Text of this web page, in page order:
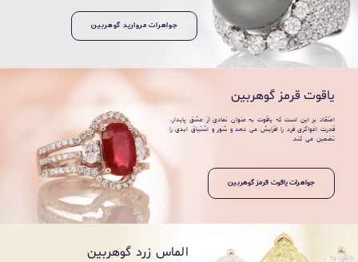
جواهرات مروارید گوهربین
یاقوت قرمز گوهربین
اعتقاد بر این است که یاقوت به عنوان نمادی از عشق پایدار،
قدرت اغواگری فرد را افزایش می دهد و شور و اشتیاق ابدی را
تضمین می کند.
جواهرات یاقوت قرمز گوهربین
الماس زرد گوهربین